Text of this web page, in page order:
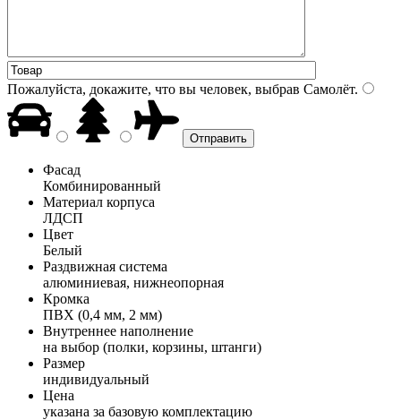
Пожалуйста, докажите, что вы человек, выбрав Самолёт.
Фасад
Комбинированный
Материал корпуса
ЛДСП
Цвет
Белый
Раздвижная система
алюминиевая, нижнеопорная
Кромка
ПВХ (0,4 мм, 2 мм)
Внутреннее наполнение
на выбор (полки, корзины, штанги)
Размер
индивидуальный
Цена
указана за базовую комплектацию